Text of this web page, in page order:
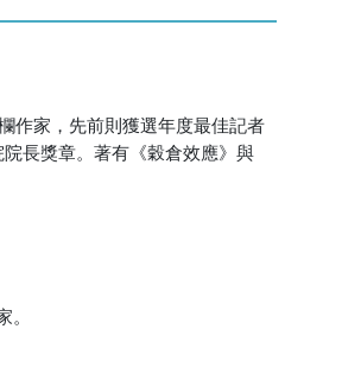
作家，先前則獲選年度最佳記者
長獎章。著有《穀倉效應》與